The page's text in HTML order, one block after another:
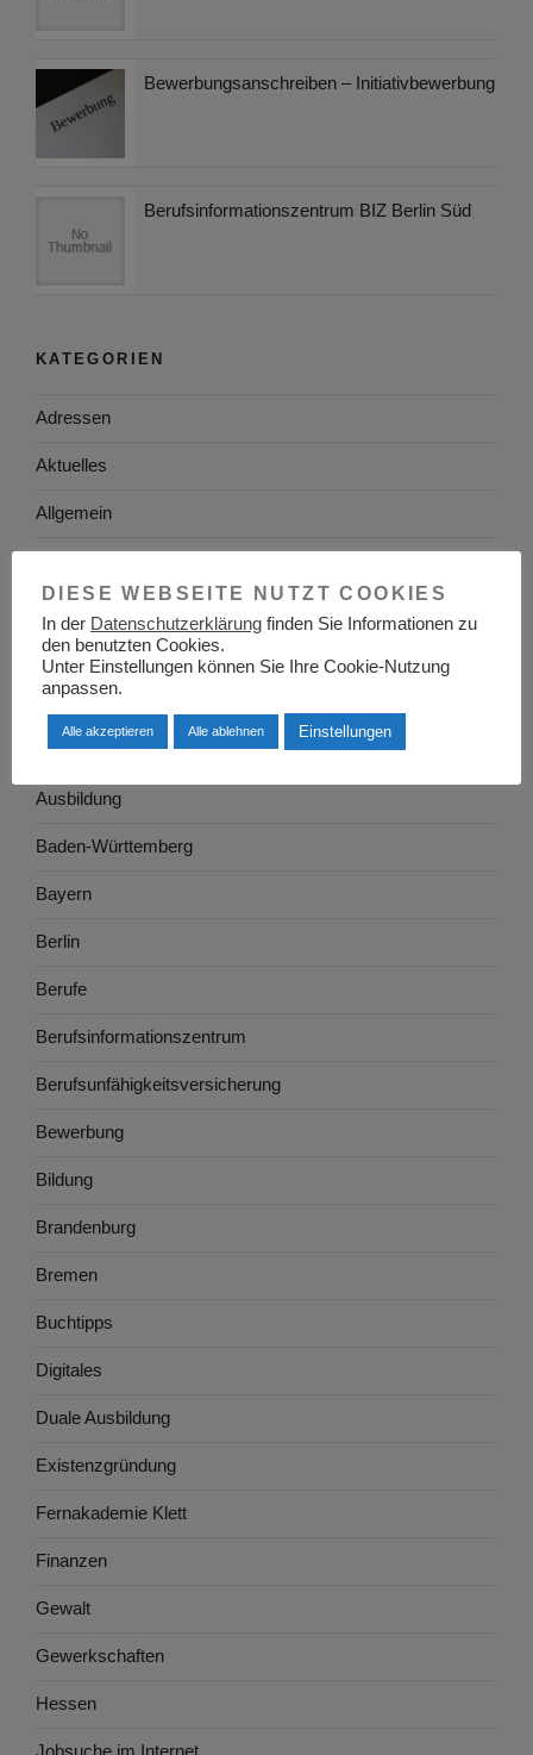
Bewerbungsanschreiben – Initiativbewerbung
Berufsinformationszentrum BIZ Berlin Süd
KATEGORIEN
Adressen
Aktuelles
Allgemein
Arbeitsrecht
Arbeitswelt
Arbeitszeugnis
Ausbildung
Baden-Württemberg
Bayern
Berlin
Berufe
Berufsinformationszentrum
Berufsunfähigkeitsversicherung
Bewerbung
Bildung
Brandenburg
Bremen
Buchtipps
Digitales
Duale Ausbildung
Existenzgründung
Fernakademie Klett
Finanzen
Gewalt
Gewerkschaften
Hessen
DIESE WEBSEITE NUTZT COOKIES
In der Datenschutzerklärung finden Sie Informationen zu
den benutzten Cookies.
Unter Einstellungen können Sie Ihre Cookie-Nutzung
anpassen.
Alle akzeptieren Alle ablehnen Einstellungen